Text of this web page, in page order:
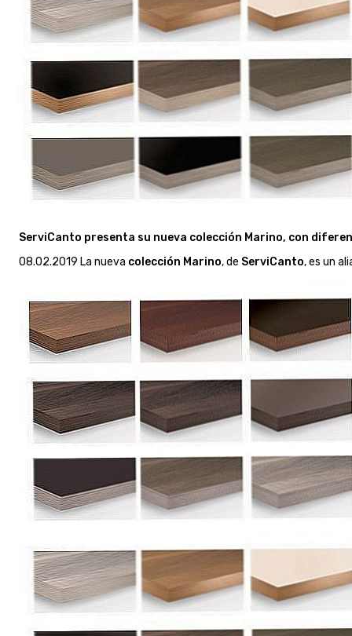
ServiCanto presenta su nueva colección Marino, con
08.02.2019 La nueva colección Marino, de ServiCanto, es un